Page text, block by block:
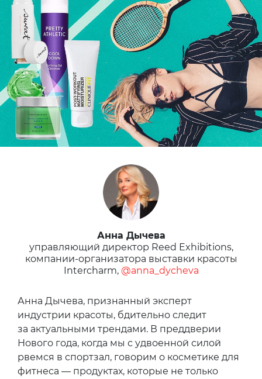
Анна Дычева
управляющий директор Reed Exhibitions,
компании-организатора выставки красоты
Intercharm, @anna_dycheva
Анна Дычева, признанный эксперт
индустрии красоты, бдительно следит
за актуальными трендами. В преддверии
Нового года, когда мы с удвоенной силой
рвемся в спортзал, говорим о косметике для
фитнеса — продуктах, которые не только